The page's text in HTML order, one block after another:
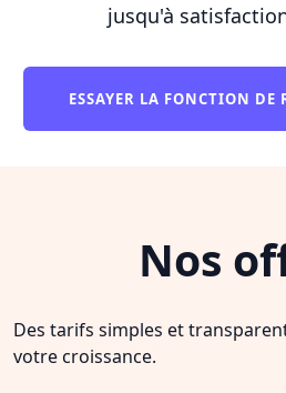
jusqu'à
ESSAYER LA FONCTION DE
Nos
Des tarifs simples et
votre croissance.